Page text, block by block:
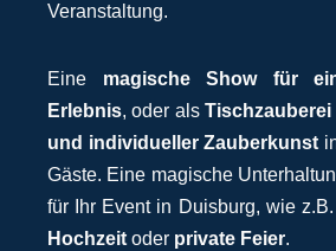
Veranstaltung.
Eine magische Show für
Erlebnis, oder als
und individueller Zauberkunst
Gäste. Eine magische
für Ihr Event in Duisburg, wie
Hochzeit oder private Feier.